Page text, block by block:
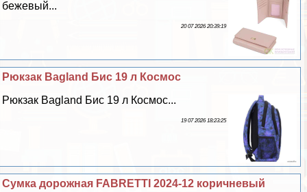
бежевый...
20 07 2026 20:39:19
Рюкзак Bagland Бис 19 л Космос
Рюкзак Bagland Бис 19 л Космос...
19 07 2026 18:23:25
Сумка дорожная FABRETTI 2024-12 коричневый